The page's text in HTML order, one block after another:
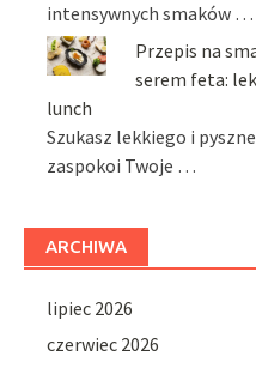
intensywnych smaków …
Przepis na
serem feta:
lunch
Szukasz lekkiego i
zaspokoi Twoje …
ARCHIWA
lipiec 2026
czerwiec 2026